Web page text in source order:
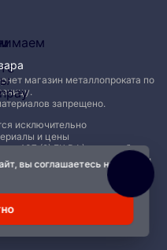
вы соглашаетесь на
магазин металлопроката по
запрещено.
исключительно
и цены
437 (2) ГК РФ)и могут быть
наличия, характеристик и
офисы продаж.
соглашение|